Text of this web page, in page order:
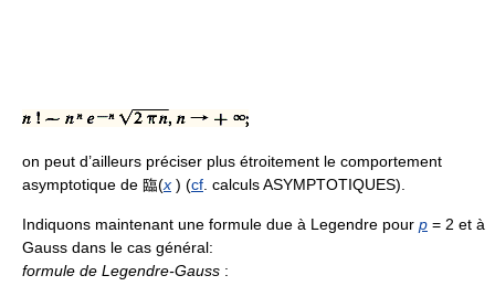
on peut d’ailleurs préciser plus étroitement le comportement
asymptotique de 臨(x ) (cf . calculs ASYMPTOTIQUES).
Indiquons maintenant une formule due à Legendre pour p = 2 et à
Gauss dans le cas général:
formule de Legendre-Gauss :